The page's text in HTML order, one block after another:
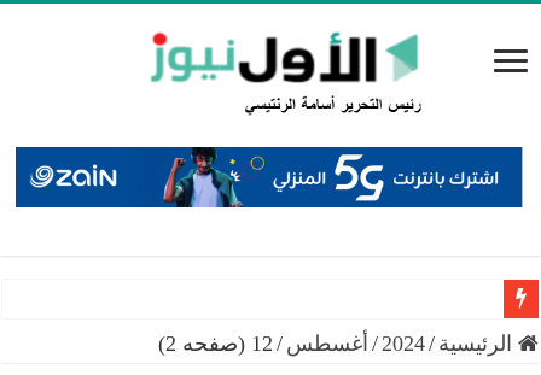
سميرات: افتتاح “منصة الشمال” يجسد التزام الوزارة
الرئيسية /
2024
/ أغسطس / 12 (صفحه 2)